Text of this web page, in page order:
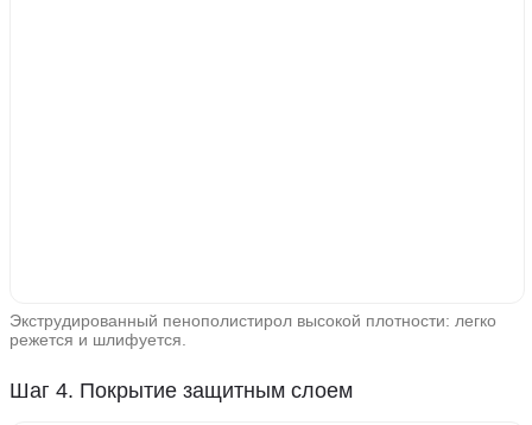
Экструдированный пенополистирол высокой плотности: легко
режется и шлифуется.
Шаг 4. Покрытие защитным слоем